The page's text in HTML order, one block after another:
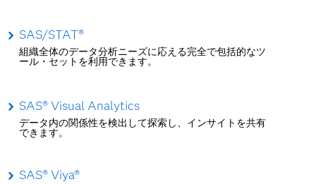
SAS/STAT®
組織全体のデータ分析ニーズに応える完全で包括的なツ
ール・セットを利用できます。
SAS® Visual Analytics
データ内の関係性を検出して探索し、インサイトを共有
できます。
SAS® Viya®